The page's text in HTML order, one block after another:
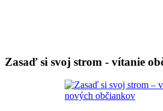
Zasaď si svoj strom - vítanie